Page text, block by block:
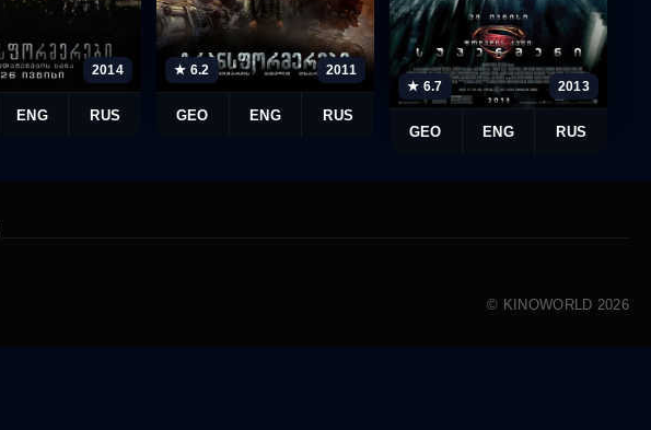
2014
ENG RUS
★ 6.2 2011
GEO ENG RUS
★ 6.7 2013
GEO ENG RUS
© KINOWORLD 2026